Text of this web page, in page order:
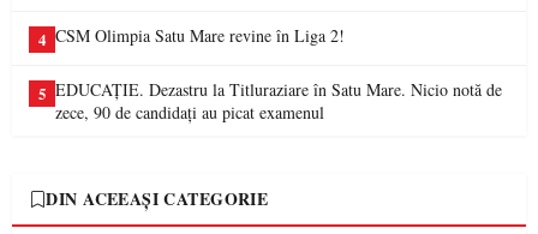
4 CSM Olimpia Satu Mare revine în Liga 2!
5 EDUCAȚIE. Dezastru la Titluraziare în Satu Mare. Nicio notă de
zece, 90 de candidați au picat examenul
DIN ACEEAȘI CATEGORIE